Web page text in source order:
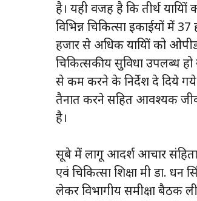
है। यही वजह है कि तीर्थ
विभिन्न चिकित्सा इकाईयों में
हजार से अधिक यात्रियों को
चिकित्सकीय सुविधा उपलब्ध
से कम करने के निर्देश दे दिये
तैनात करने सहित आवश्यक
है।
सूबे में लागू आदर्श आचार संहिता
एवं चिकित्सा शिक्षा मंत्री डा.
लेकर विभागीय समीक्षा बैठक ली।